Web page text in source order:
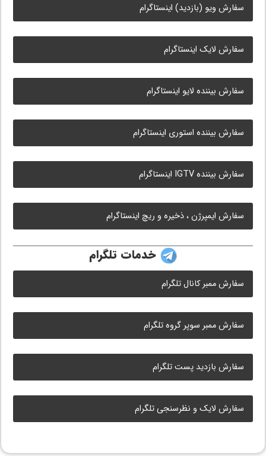
سفارش ویو (بازدید) اینستاگرام
سفارش لایک اینستاگرام
سفارش بیننده لایو اینستاگرام
سفارش بیننده استوری اینستاگرام
سفارش بیننده IGTV اینستاگرام
سفارش ایمپرژن ، ذخیره و ریچ اینستاگرام
خدمات تلگرام
سفارش ممبر کانال تلگرام
سفارش ممبر سوپر گروه تلگرام
سفارش بازدید پست تلگرام
سفارش لایک و نظرسنجی تلگرام